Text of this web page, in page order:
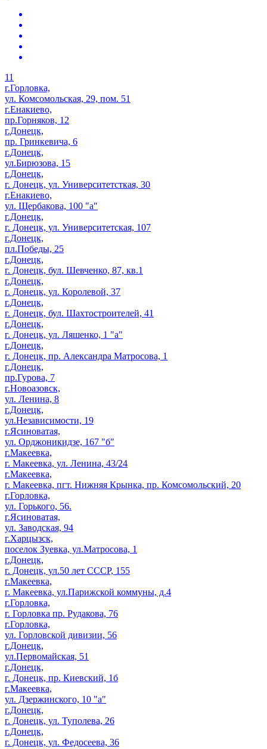
11
г.Горловка,
ул. Комсомольская, 29, пом. 51
г.Енакиево,
пр.Горняков, 12
г.Донецк,
пр. Гринкевича, 6
г.Донецк,
ул.Бирюзова, 15
г.Донецк,
г. Донецк, ул. Университетсткая, 30
г.Енакиево,
ул. Щербакова, 100 "а"
г.Донецк,
г. Донецк, ул. Университетская, 107
г.Донецк,
пл.Победы, 25
г.Донецк,
г. Донецк, бул. Шевченко, 87, кв.1
г.Донецк,
г. Донецк, ул. Королевой, 37
г.Донецк,
г. Донецк, бул. Шахтостроителей, 41
г.Донецк,
г. Донецк, ул. Ляшенко, 1 "а"
г.Донецк,
г. Донецк, пр. Александра Матросова, 1
г.Донецк,
пр.Гурова, 7
г.Новоазовск,
ул. Ленина, 8
г.Донецк,
ул.Независимости, 19
г.Ясиноватая,
ул. Орджоникидзе, 167 "б"
г.Макеевка,
г. Макеевка, ул. Ленина, 43/24
г.Макеевка,
г. Макеевка, пгт. Нижняя Крынка, пр. Комсомольский, 20
г.Горловка,
ул. Горького, 56.
г.Ясиноватая,
ул. Заводская, 94
г.Харцызск,
поселок Зуевка, ул.Матросова, 1
г.Донецк,
г. Донецк, ул.50 лет СССР, 155
г.Макеевка,
г. Макеевка, ул.Парижской коммуны, д.4
г.Горловка,
г. Горловка пр. Рудакова, 76
г.Горловка,
ул. Горловской дивизии, 56
г.Донецк,
ул.Первомайская, 51
г.Донецк,
г. Донецк, пр. Киевский, 1б
г.Макеевка,
ул. Дзержинского, 10 "а"
г.Донецк,
г. Донецк, ул. Туполева, 26
г.Донецк,
г. Донецк, ул. Федосеева, 36